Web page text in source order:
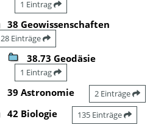
1 Eintrag
38 Geowissenschaften
28 Einträge
38.73 Geodäsie
1 Eintrag
39 Astronomie 2 Einträge
42 Biologie 135 Einträge